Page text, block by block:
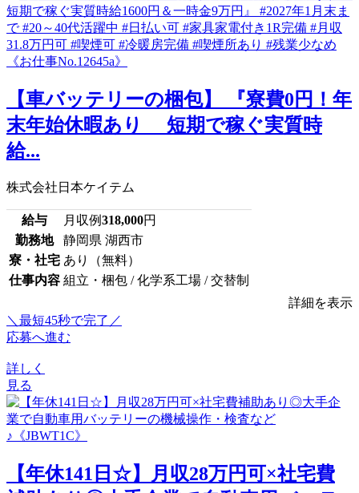
【車バッテリーの梱包】 『寮費0円！年
末年始休暇あり 短期で稼ぐ実質時
給...
株式会社日本ケイテム
給与 月収例318,000円
勤務地
静岡県 湖西市
寮・社宅 あり（無料）
仕事内容 組立・梱包 / 化学系工場 / 交替制
詳細を表示
＼最短45秒で完了／
応募へ進む
詳しく
見る
【年休141日☆】月収28万円可×社宅費